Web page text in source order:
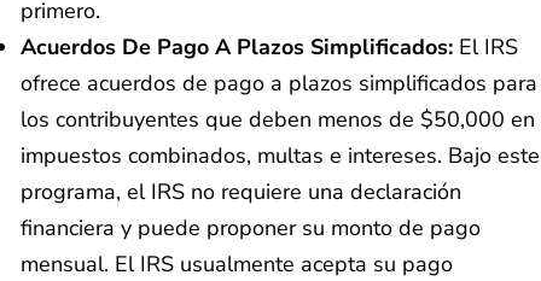
primero.
Acuerdos De Pago A Plazos Simplificados: El IRS
ofrece acuerdos de pago a plazos simplificados para
los contribuyentes que deben menos de $50,000 en
impuestos combinados, multas e intereses. Bajo este
programa, el IRS no requiere una declaración
financiera y puede proponer su monto de pago
mensual. El IRS usualmente acepta su pago